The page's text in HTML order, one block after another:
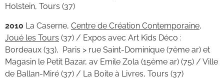
Holstein, Tours (37)
2010 La Caserne, Centre de Création Contemporaine,
Joué les Tours (37) / Expos avec Art Kids Déco :
Bordeaux (33), Paris > rue Saint-Dominique (7ème ar) et
Magasin le Petit Bazar, av Emile Zola (15ème ar) (75) / Ville
de Ballan-Miré (37) / La Boite à Livres, Tours (37)